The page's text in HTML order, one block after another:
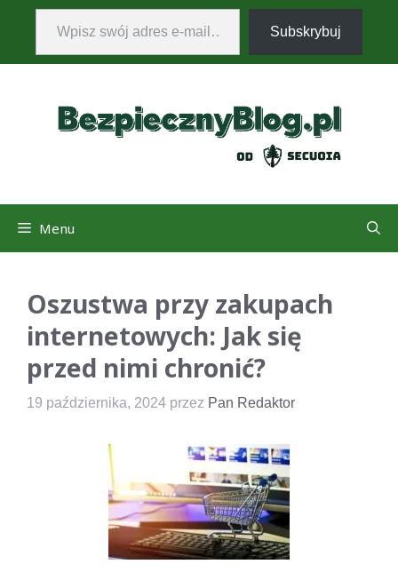
PrzejdźWpisz swój adres e-mail…
Subskrybuj
Menu
Oszustwa przy zakupach
internetowych: Jak się
przed nimi chronić?
19 października, 2024 przez Pan Redaktor